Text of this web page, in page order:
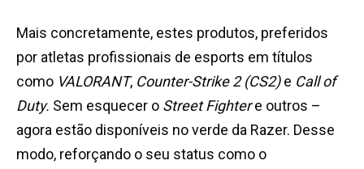
Mais concretamente, estes produtos, preferidos
por atletas profissionais de esports em títulos
como VALORANT, Counter-Strike 2 (CS2)e Call of
Duty. Sem esquecer o Street Fightere outros –
agora estão disponíveis no verde da Razer. Desse
modo, reforçando o seu status como o